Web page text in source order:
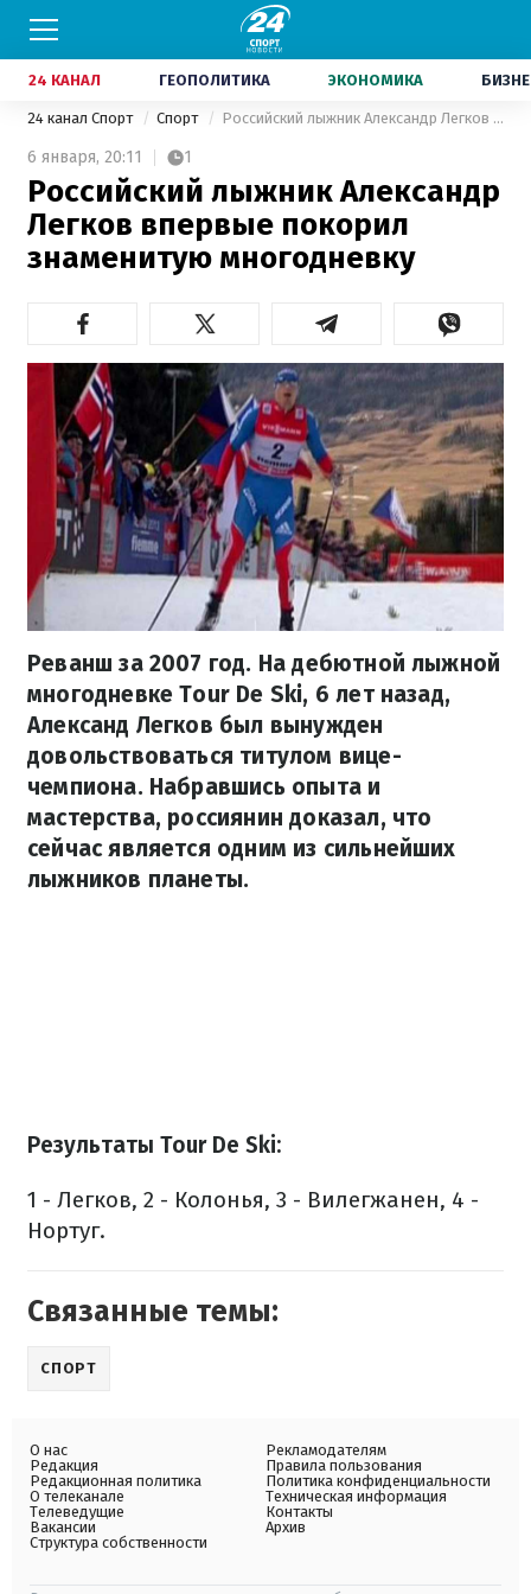
24 КАНАЛ ГЕОПОЛИТИКА ЭКОНОМИКА
24 канал Спорт Спорт Российский лыжник Александр Легков впервые покорил знаменитую многодневку
6 января, 20:11 1
Российский лыжник Александр
Легков впервые покорил
знаменитую многодневку
Реванш за 2007 год. На дебютной лыжной
многодневке Tour De Ski, 6 лет назад,
Александ Легков был вынужден
довольствоваться титулом вице-
чемпиона. Набравшись опыта и
мастерства, россиянин доказал, что
сейчас является одним из сильнейших
лыжников планеты.
Результаты Tour De Ski:
1 - Легков, 2 - Колонья, 3 - Вилегжанен, 4 -
Нортуг.
Связанные темы:
СПОРТ
О нас
Редакция
Редакционная политика
О телеканале
Телеведущие
Вакансии
Структура собственности
Рекламодателям
Правила пользования
Политика конфиденциальности
Техническая информация
Контакты
Архив